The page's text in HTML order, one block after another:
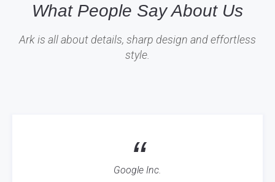
What People Say About Us
Ark is all about details, sharp design and effortless
style.
“
Google Inc.